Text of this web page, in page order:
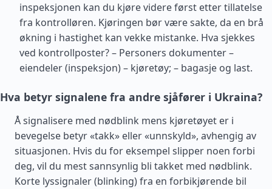
inspeksjonen kan du kjøre videre først etter tillatelse
fra kontrolløren. Kjøringen bør være sakte, da en brå
økning i hastighet kan vekke mistanke. Hva sjekkes
ved kontrollposter? – Personers dokumenter –
eiendeler (inspeksjon) – kjøretøy; – bagasje og last.
Hva betyr signalene fra andre sjåfører i Ukraina?
Å signalisere med nødblink mens kjøretøyet er i
bevegelse betyr «takk» eller «unnskyld», avhengig av
situasjonen. Hvis du for eksempel slipper noen forbi
deg, vil du mest sannsynlig bli takket med nødblink.
Korte lyssignaler (blinking) fra en forbikjørende bil